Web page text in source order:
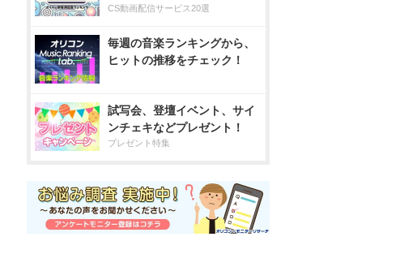
CS動画配信サービス20選
毎週の音楽ランキングから、
ヒットの推移をチェック！
試写会、登壇イベント、サイ
ンチェキなどプレゼント！
プレゼント特集